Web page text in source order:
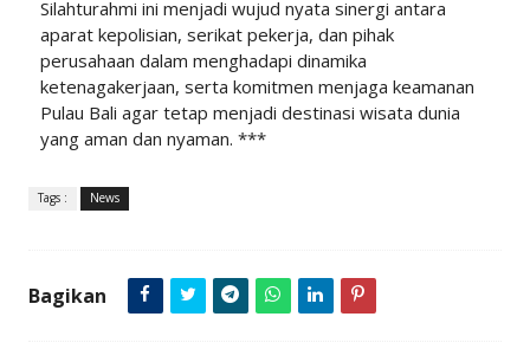
Silahturahmi ini menjadi wujud nyata sinergi antara
aparat kepolisian, serikat pekerja, dan pihak
perusahaan dalam menghadapi dinamika
ketenagakerjaan, serta komitmen menjaga keamanan
Pulau Bali agar tetap menjadi destinasi wisata dunia
yang aman dan nyaman. ***
Tags : News
Bagikan